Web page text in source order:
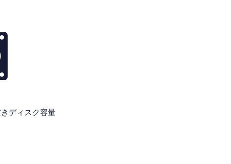
ディスク容量